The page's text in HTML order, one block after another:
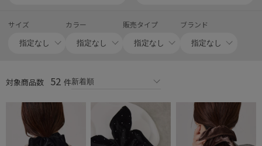
サイズ カラー 販売タイプ ブランド
対象商品数 52 件